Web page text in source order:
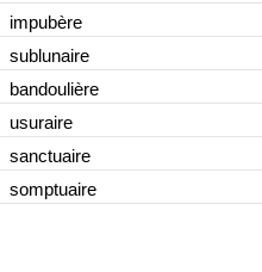
impubère
sublunaire
bandoulière
usuraire
sanctuaire
somptuaire